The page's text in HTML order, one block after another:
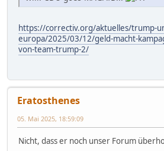
https://correctiv.org/aktuelles/trump-
europa/2025/03/12/geld-macht-
von-team-trump-2/
Eratosthenes
05. Mai 2025, 18:59:09
Nicht, dass er noch unser Forum